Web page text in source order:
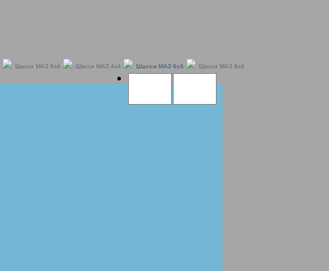
Шасси МАЗ 6x4 Шасси МАЗ 4x4 Шасси МАЗ 6x6 Шасси МАЗ 8x4